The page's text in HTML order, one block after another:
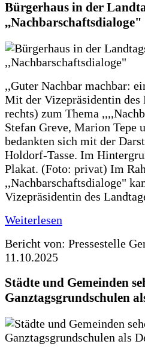
Bürgerhaus in der
,,Nachbarschaftsdialoge"
,,Guter Nachbar machbar:
Mit der Vizepräsidentin des
rechts) zum Thema
Stefan Greve, Marion Tepe
bedankten sich mit der
Holdorf-Tasse. Im
Plakat. (Foto: privat) Im
,,Nachbarschaftsdialoge"
Vizepräsidentin des
Weiterlesen
Bericht von: Pressestelle
11.10.2025
Städte und Gemeinden
Ganztagsgrundschulen